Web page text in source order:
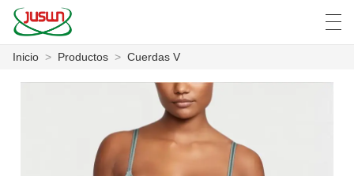
中文 Deutsch
Inicio > Productos > Cuerdas V